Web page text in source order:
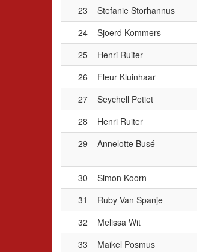
23
Stefanie Storhannus
24
Sjoerd Kommers
25
Henri Ruiter
26
Fleur Kluinhaar
27
Seychell Petiet
28
Henri Ruiter
29
Annelotte Busé
30 Simon Koorn
31
Ruby Van Spanje
32
Melissa Wit
33
Maikel Posmus